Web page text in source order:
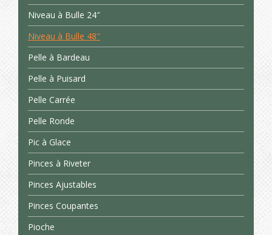
Niveau à Bulle 24″
Niveau à Bulle 48″
Pelle à Bardeau
Pelle à Puisard
Pelle Carrée
Pelle Ronde
Pic à Glace
Pinces à Riveter
Pinces Ajustables
Pinces Coupantes
Pioche